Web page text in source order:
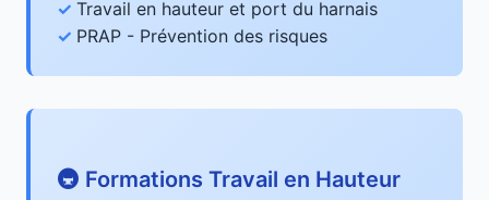
Travail en hauteur et port du harnais
PRAP - Prévention des risques
🚇 Formations Travail en Hauteur